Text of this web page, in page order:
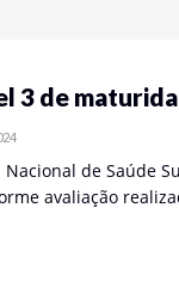
3 de
de Saúde
avaliação